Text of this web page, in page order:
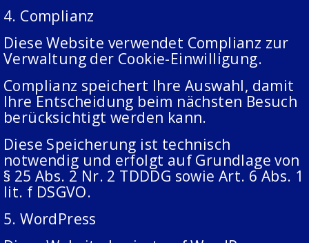
4. Complianz
Diese Website verwendet Complianz zur
Verwaltung der Cookie-Einwilligung.
Complianz speichert Ihre Auswahl, damit
Ihre Entscheidung beim nächsten Besuch
berücksichtigt werden kann.
Diese Speicherung ist technisch
notwendig und erfolgt auf Grundlage von
§ 25 Abs. 2 Nr. 2 TDDDG sowie Art. 6 Abs. 1
lit. f DSGVO.
5. WordPress